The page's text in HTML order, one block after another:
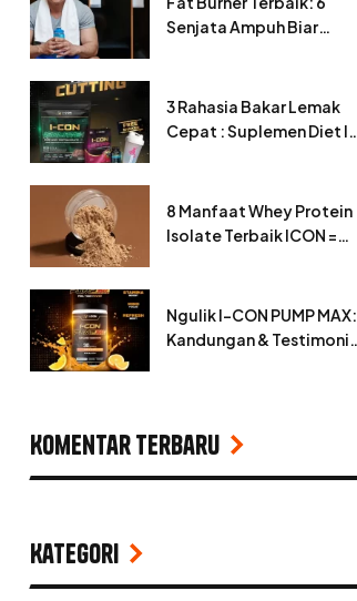
Senjata Ampuh Biar
3 Rahasia Bakar Lemak
Cepat : Suplemen Diet I-
8 Manfaat Whey Protein
Isolate Terbaik ICON =
Ngulik I-CON PUMP MAX:
Kandungan & Testimoni
Komentar Terbaru
Kategori